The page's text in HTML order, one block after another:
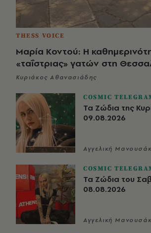
THESS VOICE
Μαρία Κοντού: Η
«ταΐστριας» γατών στη
Κυριάκος Αθανασιάδης
COSMIC
Τα Ζώδια της
09.08.2026
Αγγελική
COSMIC
Τα Ζώδια του
08.08.2026
Αγγελική